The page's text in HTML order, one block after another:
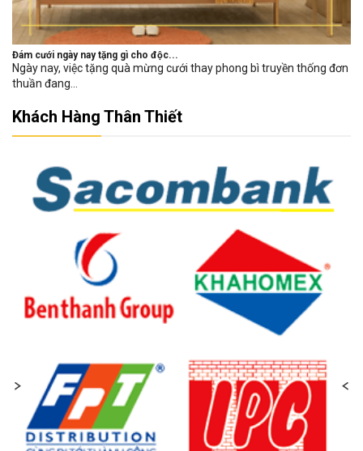
Đám cưới ngày nay tặng gì cho độc...
Ngày nay, việc tặng quà mừng cưới thay phong bì truyền thống đơn
thuần đang...
Khách Hàng Thân Thiết